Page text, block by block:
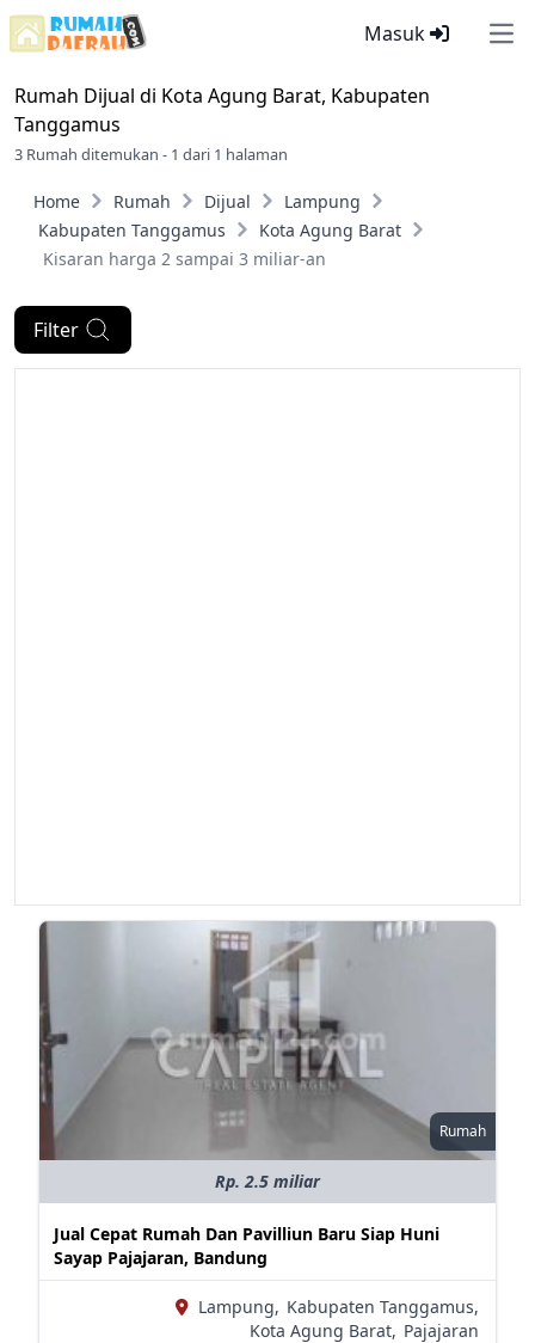
Masuk
Rumah Dijual di Kota Agung Barat, Kabupaten
Tanggamus
3 Rumah ditemukan - 1 dari 1 halaman
Home Rumah Dijual
Lampung
Kabupaten Tanggamus
Kota Agung Barat
Kisaran harga 2 sampai 3 miliar-an
Filter
Rumah
Rp. 2.5 miliar
Jual Cepat Rumah Dan Pavilliun Baru Siap Huni
Sayap Pajajaran, Bandung
Lampung, Kabupaten Tanggamus,
Kota Agung Barat, Pajajaran